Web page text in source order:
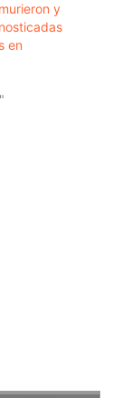
y
en